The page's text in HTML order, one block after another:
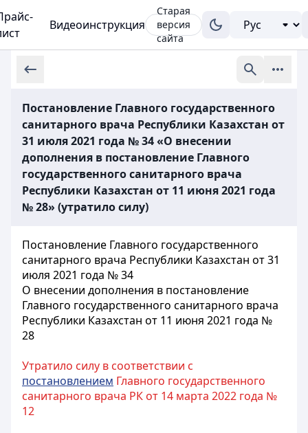
Видеоинструкция
Старая
версия
сайта
Постановление Главного государственного
санитарного врача Республики Казахстан от
31 июля 2021 года № 34 «О внесении
дополнения в постановление Главного
государственного санитарного врача
Республики Казахстан от 11 июня 2021 года
№ 28» (утратило силу)
Постановление Главного государственного
санитарного врача Республики Казахстан от 31
июля 2021 года № 34
О внесении дополнения в постановление
Главного государственного санитарного врача
Республики Казахстан от 11 июня 2021 года №
28
Утратило силу в соответствии с
постановлением Главного государственного
санитарного врача РК от 14 марта 2022 года №
12